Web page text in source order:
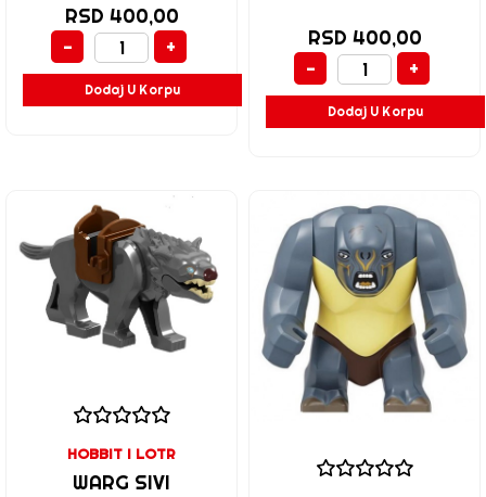
RSD 400,00
-
+
Dodaj U Korpu
RSD 400,00
-
+
Dodaj U Korpu
HOBBIT I LOTR
WARG SIVI